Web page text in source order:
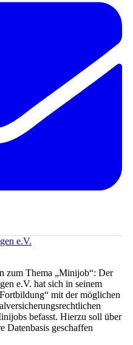
e.V.
zum Thema „Minijob“: Der
e.V. hat sich in seinem
mit der möglichen
befasst. Hierzu soll über
Datenbasis geschaffen